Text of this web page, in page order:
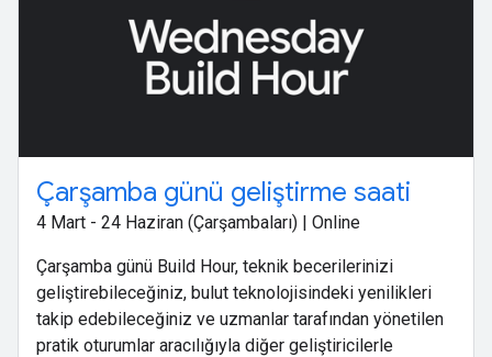
Çarşamba günü geliştirme saati
4 Mart - 24 Haziran (Çarşambaları) | Online
Çarşamba günü Build Hour, teknik becerilerinizi
geliştirebileceğiniz, bulut teknolojisindeki yenilikleri
takip edebileceğiniz ve uzmanlar tarafından yönetilen
pratik oturumlar aracılığıyla diğer geliştiricilerle